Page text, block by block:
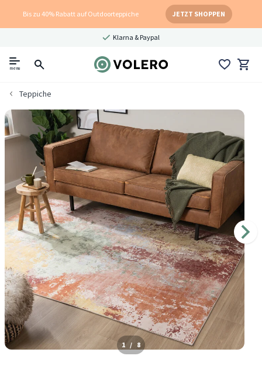
Bis zu 40% Rabatt auf Outdoorteppiche JETZT SHOPPEN
Klarna & Paypal
menu
Teppiche
1 / 8